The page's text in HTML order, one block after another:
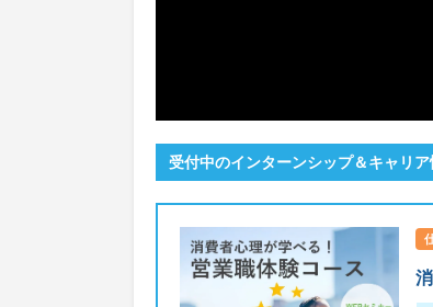
受付中のインターンシップ＆キャリア